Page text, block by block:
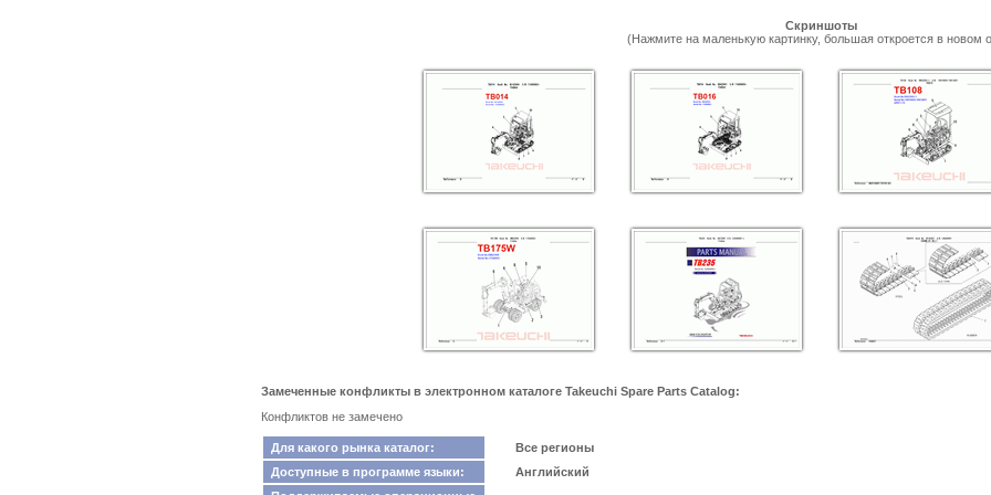
Скриншоты
(Нажмите на маленькую картинку, большая откроется в новом
Замеченные конфликты в электронном каталоге Takeuchi Spare Parts Catalog:
Конфликтов не замечено
Для какого рынка каталог:
Все регионы
Доступные в программе языки:
Английский